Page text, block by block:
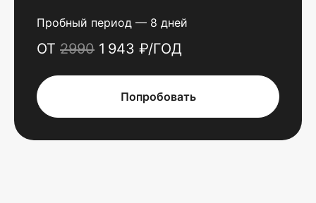
Пробный период — 8 дней
ОТ 2990 1 943 ₽/ГОД
Попробовать